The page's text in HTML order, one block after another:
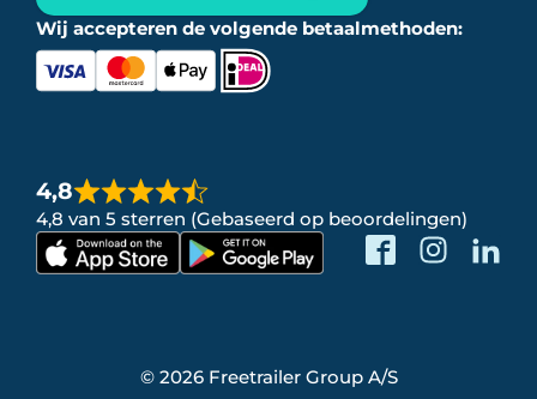
Wij accepteren de volgende betaalmethoden:
4,8
4,8 van 5 sterren (Gebaseerd op beoordelingen)
© 2026 Freetrailer Group A/S